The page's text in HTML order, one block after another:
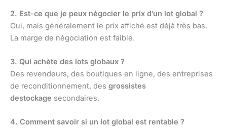
2. Est-ce que je peux négocier le prix d’un lot global ?
Oui, mais généralement le prix affiché est déjà très bas.
La marge de négociation est faible.
3. Qui achète des lots globaux ?
Des revendeurs, des boutiques en ligne, des entreprises
de reconditionnement, des grossistes
destockage secondaires.
4. Comment savoir si un lot global est rentable ?